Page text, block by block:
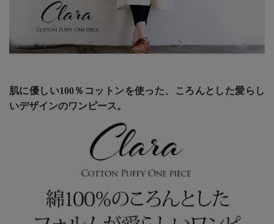
肌に優しい100％コットンを使った、ころんとした愛らし
いデザインのワンピース。